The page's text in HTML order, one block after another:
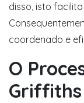
disso, isto
coordenado e
O